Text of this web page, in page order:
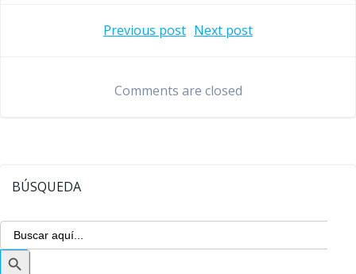
Navegación
de
Previous post
de
Next post
Comments are closed
BÚSQUEDA
Buscar:
Botón
de